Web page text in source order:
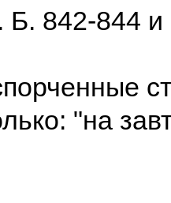
842-844 и
"на